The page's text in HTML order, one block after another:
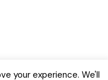
your experience. We'll